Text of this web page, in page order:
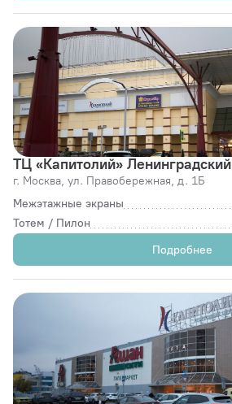
ТЦ «Капитолий» Ленинградский
г. Москва, ул. Правобережная, д. 1Б
Межэтажные экраны
Тотем / Пилон
Подробнее